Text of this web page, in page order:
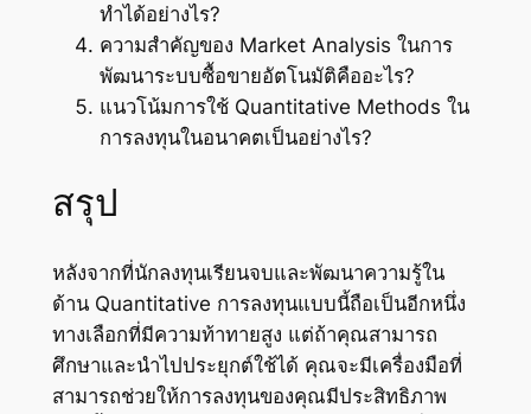
ทำได้อย่างไร?
ความสำคัญของ Market Analysis ในการ
พัฒนาระบบซื้อขายอัตโนมัติคืออะไร?
แนวโน้มการใช้ Quantitative Methods ใน
การลงทุนในอนาคตเป็นอย่างไร?
สรุป
หลังจากที่นักลงทุนเรียนจบและพัฒนาความรู้ใน
ด้าน Quantitative การลงทุนแบบนี้ถือเป็นอีกหนึ่ง
ทางเลือกที่มีความท้าทายสูง แต่ถ้าคุณสามารถ
ศึกษาและนำไปประยุกต์ใช้ได้ คุณจะมีเครื่องมือที่
สามารถช่วยให้การลงทุนของคุณมีประสิทธิภาพ